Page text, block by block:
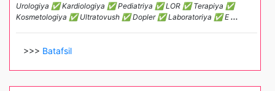
Urologiya ✅ Kardiologiya ✅ Pediatriya ✅ LOR ✅ Terapiya ✅
Kosmetologiya ✅ Ultratovush ✅ Dopler ✅ Laboratoriya ✅ E...
>>> Batafsil